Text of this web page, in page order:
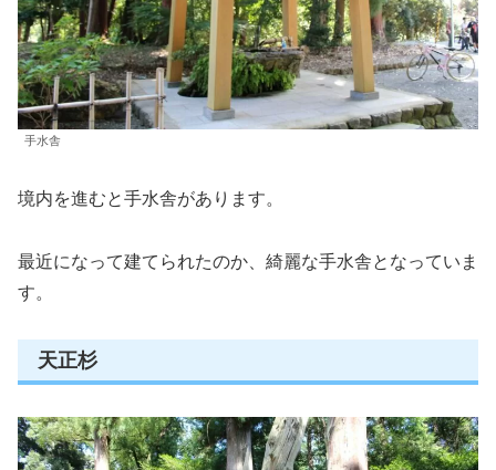
手水舎
境内を進むと手水舎があります。
最近になって建てられたのか、綺麗な手水舎となっていま
す。
天正杉